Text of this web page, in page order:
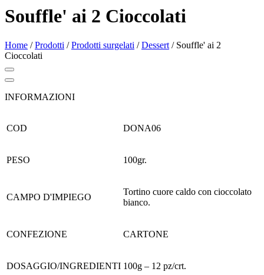
Souffle' ai 2 Cioccolati
Home /Prodotti /Prodotti surgelati /Dessert / Souffle' ai 2
Cioccolati
INFORMAZIONI
COD DONA06
PESO 100gr.
CAMPO D'IMPIEGO
Tortino cuore caldo con cioccolato
bianco.
CONFEZIONE CARTONE
DOSAGGIO/INGREDIENTI 100g – 12 pz/crt.